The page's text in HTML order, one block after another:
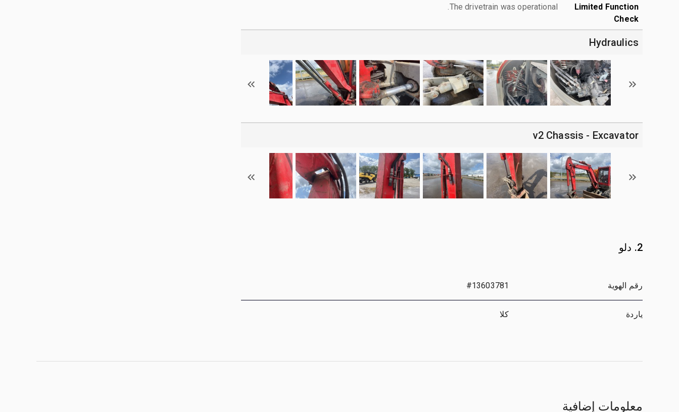
Limited Function
Check
The drivetrain was operational.
Hydraulics
v2 Chassis - Excavator
2. دلو
رقم الهوية #13603781
ياردة كلا
معلومات إضافية